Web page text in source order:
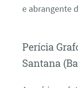
e abrangente
Perícia
Santana